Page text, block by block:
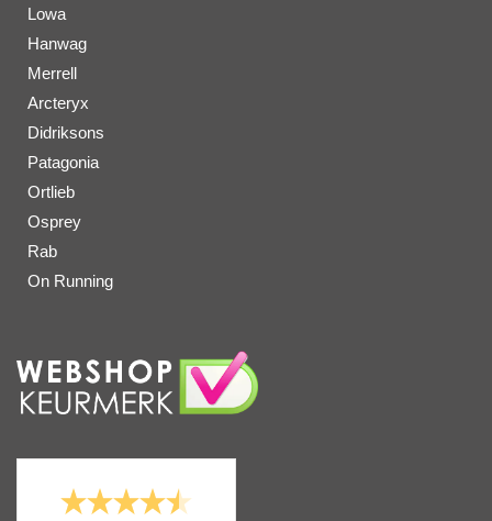
Lowa
Hanwag
Merrell
Arcteryx
Didriksons
Patagonia
Ortlieb
Osprey
Rab
On Running